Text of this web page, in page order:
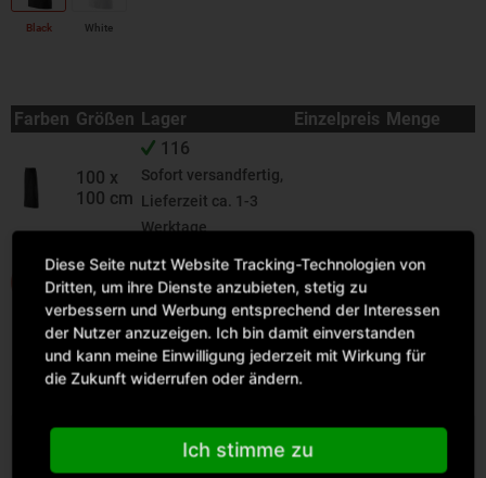
Black White
Farben Größen Lager Einzelpreis Menge
100 x
100 cm
116
Sofort versandfertig,
Lieferzeit ca. 1-3
Werktage
IN DEN WARENKORB
Beschreibung
Exner, Vorbinder 100 x 100 cm Material: 100% Polyester
Diese Seite nutzt Website Tracking-Technologien von
Dritten, um ihre Dienste anzubieten, stetig zu
verbessern und Werbung entsprechend der Interessen
der Nutzer anzuzeigen. Ich bin damit einverstanden
und kann meine Einwilligung jederzeit mit Wirkung für
die Zukunft widerrufen oder ändern.
Ich stimme zu